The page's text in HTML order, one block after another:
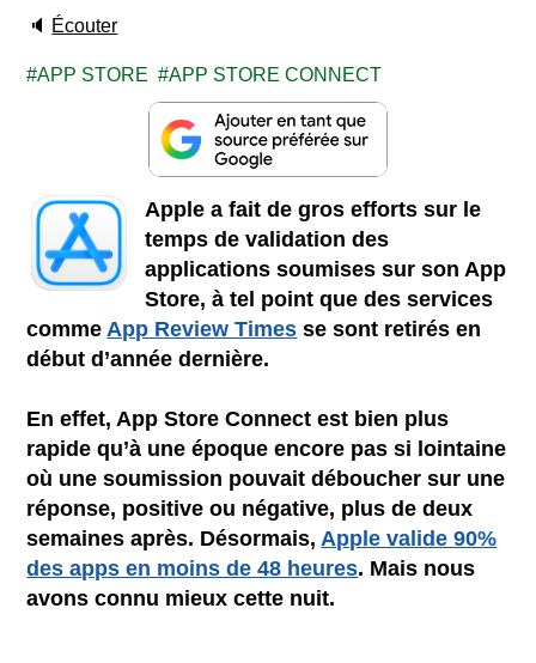
🔈 Écouter
APP STORE APP STORE CONNECT
Apple a fait de gros efforts sur le
temps de validation des
applications soumises sur son App
Store, à tel point que des services
comme App Review Times se sont retirés en
début d’année dernière.
En effet, App Store Connect est bien plus
rapide qu’à une époque encore pas si lointaine
où une soumission pouvait déboucher sur une
réponse, positive ou négative, plus de deux
semaines après. Désormais, Apple valide 90%
des apps en moins de 48 heures. Mais nous
avons connu mieux cette nuit.